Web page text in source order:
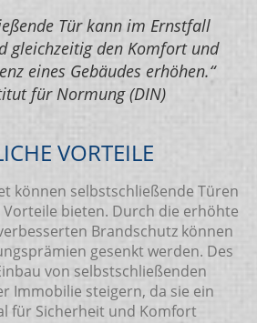
Tür kann im Ernstfall
gleichzeitig den Komfort und
eines Gebäudes erhöhen.“
für Normung (DIN)
VORTEILE
können selbstschließende Türen
bieten. Durch die erhöhte
Brandschutz können
gesenkt werden. Des
von selbstschließenden
Immobilie steigern, da sie ein
für Sicherheit und Komfort